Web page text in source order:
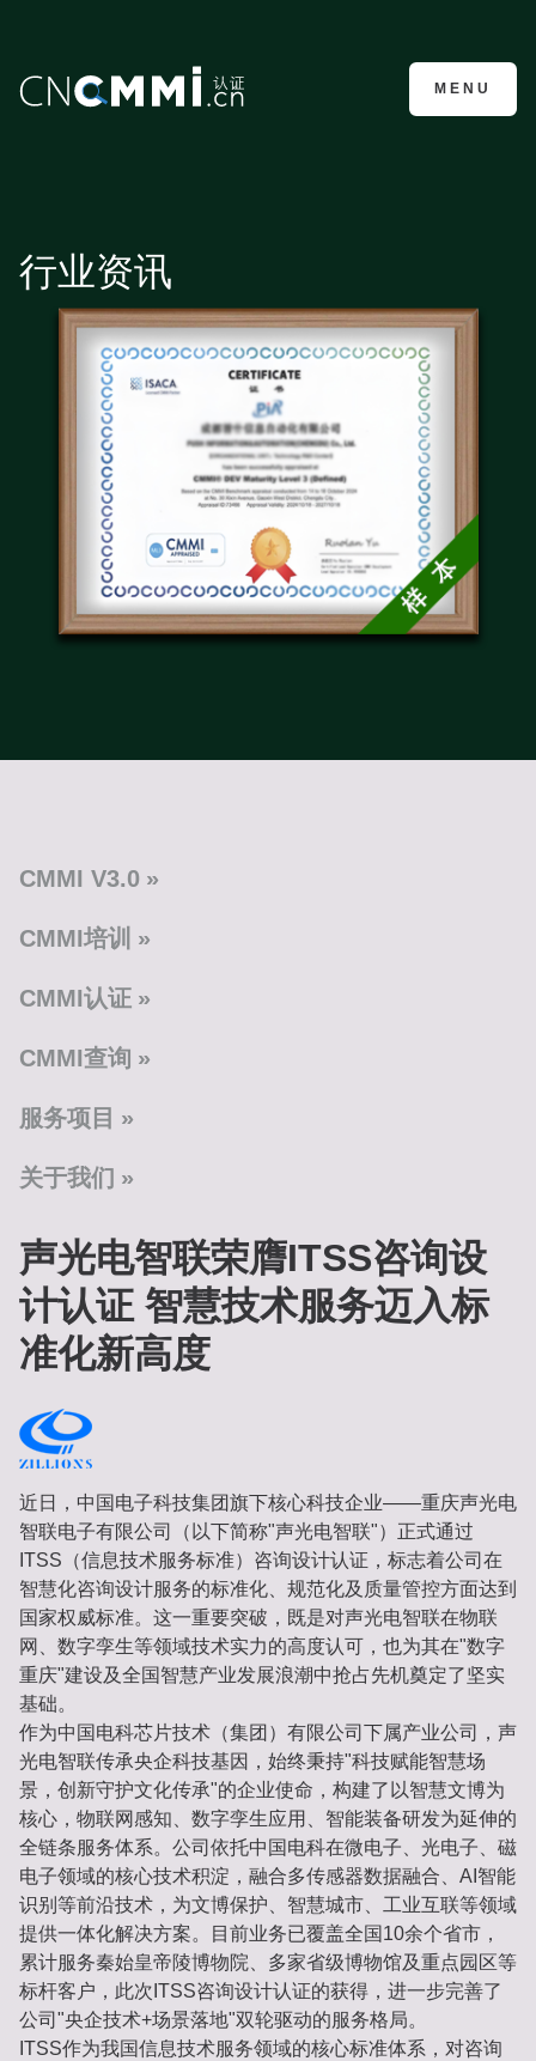
CMMI认证咨询
MENU
行业资讯
CMMI V3.0
CMMI培训
CMMI认证
CMMI查询
服务项目
关于我们
声光电智联荣膺ITSS咨询设
计认证 智慧技术服务迈入标
准化新高度
近日，中国电子科技集团旗下核心科技企业——重庆声光电
智联电子有限公司（以下简称"声光电智联"）正式通过
ITSS（信息技术服务标准）咨询设计认证，标志着公司在
智慧化咨询设计服务的标准化、规范化及质量管控方面达到
国家权威标准。这一重要突破，既是对声光电智联在物联
网、数字孪生等领域技术实力的高度认可，也为其在"数字
重庆"建设及全国智慧产业发展浪潮中抢占先机奠定了坚实
基础。
作为中国电科芯片技术（集团）有限公司下属产业公司，声
光电智联传承央企科技基因，始终秉持"科技赋能智慧场
景，创新守护文化传承"的企业使命，构建了以智慧文博为
核心，物联网感知、数字孪生应用、智能装备研发为延伸的
全链条服务体系。公司依托中国电科在微电子、光电子、磁
电子领域的核心技术积淀，融合多传感器数据融合、AI智能
识别等前沿技术，为文博保护、智慧城市、工业互联等领域
提供一体化解决方案。目前业务已覆盖全国10余个省市，
累计服务秦始皇帝陵博物院、多家省级博物馆及重点园区等
标杆客户，此次ITSS咨询设计认证的获得，进一步完善了
公司"央企技术+场景落地"双轮驱动的服务格局。
ITSS作为我国信息技术服务领域的核心标准体系，对咨询